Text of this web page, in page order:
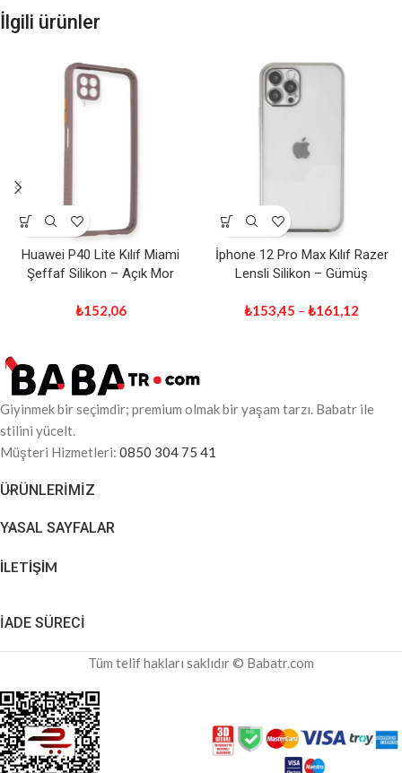
İlgili ürünler
Huawei P40 Lite Kılıf Miami
Şeffaf Silikon – Açık Mor
₺152,06
İphone 12 Pro Max Kılıf Razer
Lensli Silikon – Gümüş
₺153,45 – ₺161,12
Giyinmek bir seçimdir; premium olmak bir yaşam tarzı. Babatr ile
stilini yücelt.
Müşteri Hizmetleri: 0850 304 75 41
ÜRÜNLERIMIZ
YASAL SAYFALAR
İLETİŞİM
İADE SÜRECİ
Tüm telif hakları saklıdır © Babatr.com